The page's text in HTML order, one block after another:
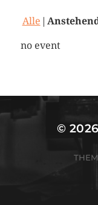
Alle
no event
© 2026